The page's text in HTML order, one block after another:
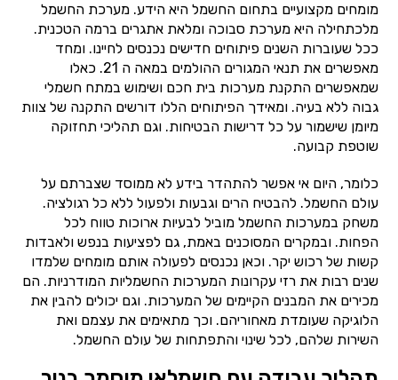
מומחים מקצועיים בתחום החשמל היא הידע. מערכת החשמל
מלכתחילה היא מערכת סבוכה ומלאת אתגרים ברמה הטכנית.
ככל שעוברות השנים פיתוחים חדישים נכנסים לחיינו. ומחד
מאפשרים את תנאי המגורים ההולמים במאה ה 21. כאלו
שמאפשרים התקנת מערכות בית חכם ושימוש במתח חשמלי
גבוה ללא בעיה. ומאידך הפיתוחים הללו דורשים התקנה של צוות
מיומן שישמור על כל דרישות הבטיחות. וגם תהליכי תחזוקה
שוטפת קבועה.
כלומר, היום אי אפשר להתהדר בידע לא ממוסד שצברתם על
עולם החשמל. להבטיח הרים וגבעות ולפעול ללא כל רגולציה.
משחק במערכות החשמל מוביל לבעיות ארוכות טווח לכל
הפחות. ובמקרים המסוכנים באמת, גם לפציעות בנפש ולאבדות
קשות של רכוש יקר. וכאן נכנסים לפעולה אותם מומחים שלמדו
שנים רבות את רזי עקרונות המערכות החשמליות המודרניות. הם
מכירים את המבנים הקיימים של המערכות. וגם יכולים להבין את
הלוגיקה שעומדת מאחוריהם. וכך מתאימים את עצמם ואת
השירות שלהם, לכל שינוי והתפתחות של עולם החשמל.